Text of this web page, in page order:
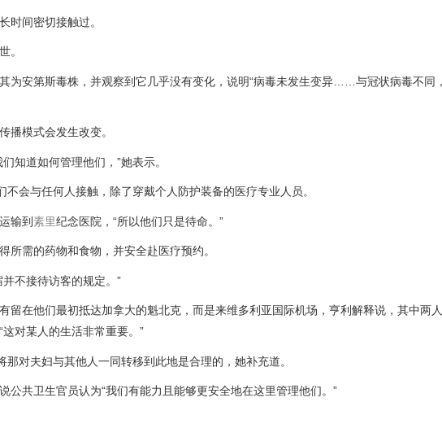
时间密切接触过。
。
为安第斯毒株，并观察到它几乎没有变化，说明“病毒未发生变异……与冠状病毒不同
播模式会发生改变。
知道如何管理他们，”她表示。
与任何人接触，除了穿戴个人防护装备的医疗专业人员。
输到素里纪念医院，“所以他们只是待命。”
所需的药物和食物，并安全赴医疗预约。
不接待访客的规定。”
留在他们最初抵达加拿大的魁北克，而是来维多利亚国际机场，亨利解释说，其中两
对某人的生活非常重要。”
那对夫妇与其他人一同转移到此地是合理的，她补充道。
公共卫生官员认为“我们有能力且能够更安全地在这里管理他们。”